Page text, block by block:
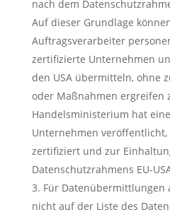
nach dem
Auf dieser Grundlage
Auftragsverarbeiter
zertifizierte Unternehmen
den USA übermitteln, ohne
oder Maßnahmen ergreifen
Handelsministerium hat
Unternehmen
zertifiziert und zur
Datenschutzrahmens EU-
Für Datenübermittlungen
nicht auf der Liste des